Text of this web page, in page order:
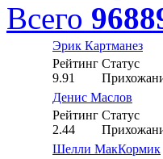
Всего
Эрик Картманез
Рейтинг
9.91
Статус
Денис Маслов
Рейтинг
2.44
Статус
Шелли МакКормик